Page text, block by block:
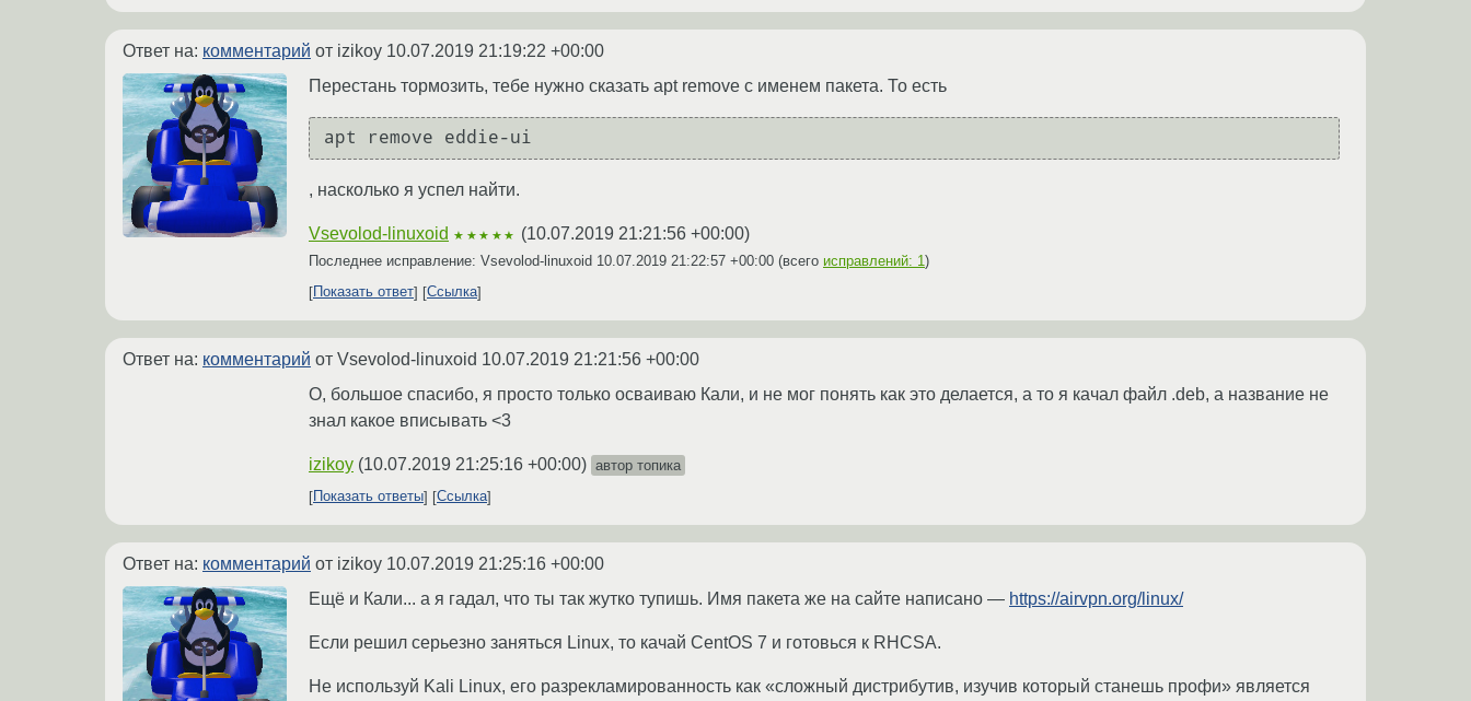
Ответ на: комментарий от izikoy 10.07.2019 21:19:22 +00:00
Перестань тормозить, тебе нужно сказать apt remove с именем пакета. То есть
apt remove eddie-ui
, насколько я успел найти.
Vsevolod-linuxoid ★★★★★ (10.07.2019 21:21:56 +00:00)
Последнее исправление: Vsevolod-linuxoid 10.07.2019 21:22:57 +00:00 (всего исправлений: 1 )
Показать ответ
Ссылка
Ответ на: комментарий от Vsevolod-linuxoid 10.07.2019 21:21:56 +00:00
О, большое спасибо, я просто только осваиваю Кали, и не мог понять как это делается, а то я качал файл .deb, а название не
знал какое вписывать <3
izikoy (10.07.2019 21:25:16 +00:00) автор топика
Показать ответы
Ссылка
Ответ на: комментарий от izikoy 10.07.2019 21:25:16 +00:00
Ещё и Кали... а я гадал, что ты так жутко тупишь. Имя пакета же на сайте написано — https://airvpn.org/linux/
Если решил серьезно заняться Linux, то качай CentOS 7 и готовься к RHCSA.
Не используй Kali Linux, его разрекламированность как «сложный дистрибутив, изучив который станешь профи» является